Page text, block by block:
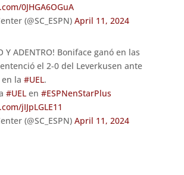
0JHGA6OGuA
(@SC_ESPN) April 11, 2024
Y ADENTRO! Boniface ganó en las
el 2-0 del Leverkusen ante
la #UEL.
#UELen #ESPNenStarPlus
jIJpLGLE11
(@SC_ESPN) April 11, 2024